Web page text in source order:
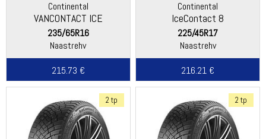
Continental
VANCONTACT ICE
235/65R16
Naastrehv
215.73 €
Continental
IceContact 8
225/45R17
Naastrehv
216.21 €
2 tp 2 tp